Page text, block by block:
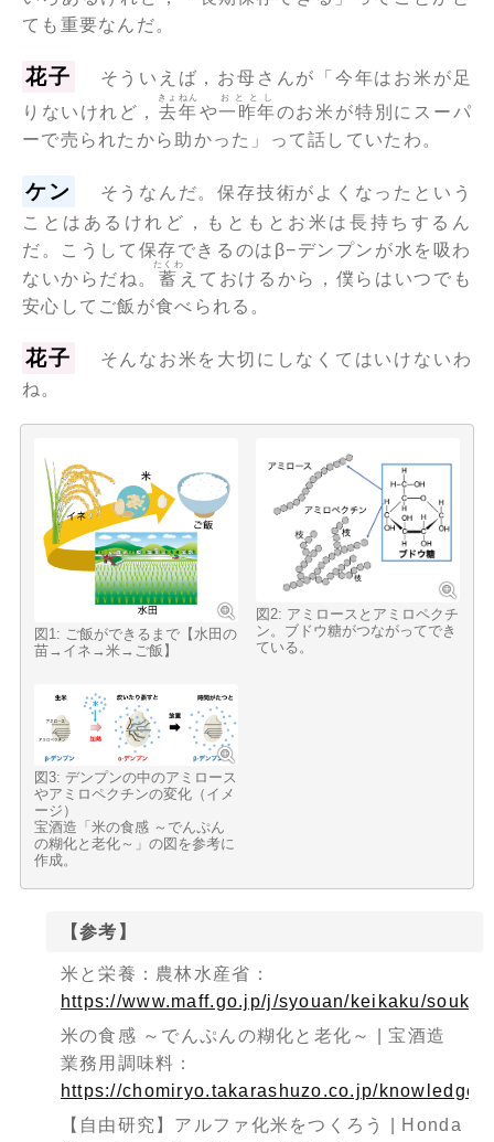
ても重要なんだ。
花子
そういえば，お母さんが「今年はお米が足
りないけれど， 去年
きょねん
や一昨年
おととし
のお米が特別にスーパ
ーで売られたから助かった」って話していたわ。
ケン
そうなんだ。保存技術がよくなったという
ことはあるけれど，もともとお米は長持ちするん
だ。こうして保存できるのはβ−デンプンが水を吸わ
ないからだね。 蓄
たくわ
えておけるから，僕らはいつでも
安心してご飯が食べられる。
花子
そんなお米を大切にしなくてはいけないわ
ね。
図1: ご飯ができるまで【水田の
苗→イネ→米→ご飯】
図2: アミロースとアミロペクチ
ン。ブドウ糖がつながってでき
ている。
図3: デンプンの中のアミロース
やアミロペクチンの変化（イメ
ージ）
宝酒造「米の食感 ～でんぷん
の糊化と老化～」の図を参考に
作成。
【参考】
米と栄養：農林水産省：
https://www.maff.go.jp/j/syouan/keikaku/
米の食感 ～でんぷんの糊化と老化～ | 宝酒造
業務用調味料：
https://chomiryo.takarashuzo.co.jp/knowledge/
【自由研究】アルファ化米をつくろう | Honda